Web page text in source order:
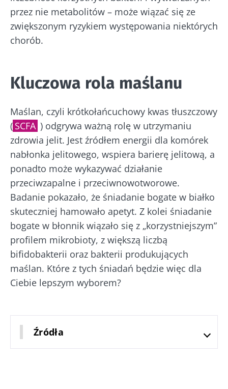
przez nie metabolitów – może wiązać się ze
zwiększonym ryzykiem występowania niektórych
chorób.
Kluczowa rola maślanu
Maślan, czyli krótkołańcuchowy kwas tłuszczowy
( SCFA ) odgrywa ważną rolę w utrzymaniu
zdrowia jelit. Jest źródłem energii dla komórek
nabłonka jelitowego, wspiera barierę jelitową, a
ponadto może wykazywać działanie
przeciwzapalne i przeciwnowotworowe.
Badanie pokazało, że śniadanie bogate w białko
skuteczniej hamowało apetyt. Z kolei śniadanie
bogate w błonnik wiązało się z „korzystniejszym”
profilem mikrobioty, z większą liczbą
bifidobakterii oraz bakterii produkujących
maślan. Które z tych śniadań będzie więc dla
Ciebie lepszym wyborem?
Źródła